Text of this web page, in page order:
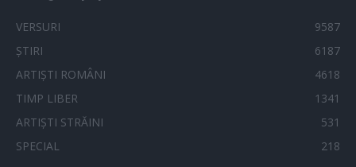
VERSURI
9587
ȘTIRI
6187
ARTIȘTI ROMÂNI
4618
TIMP LIBER
1341
ARTIȘTI STRĂINI
531
SPECIAL
218